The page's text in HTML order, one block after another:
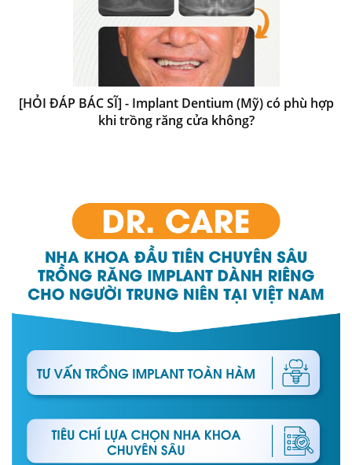
[HỎI ĐÁP BÁC SĨ] - Implant Dentium (Mỹ) có phù hợp
khi trồng răng cửa không?